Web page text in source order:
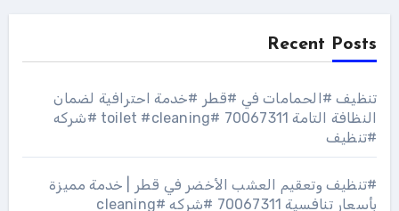
Recent Posts
تنظيف #الحمامات في #قطر #خدمة احترافية لضمان
النظافة التامة 70067311 #toilet #cleaning #شركه
#تنظيف
#تنظيف وتعقيم العشب الأخضر في قطر | خدمة مميزة
بأسعار تنافسية 70067311 #شركه #cleaning